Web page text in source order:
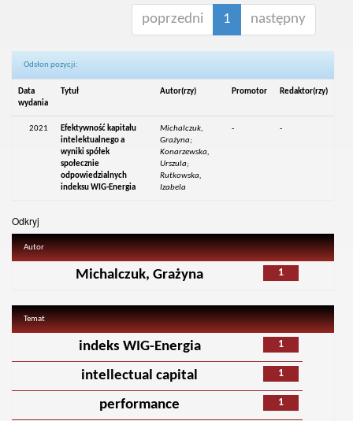
poprzedni 1 następny
Odsłon pozycji:
Data
wydania
Tytuł Autor(rzy) Promotor Redaktor(rzy)
2021
Efektywność kapitału
intelektualnego a
wyniki spółek
społecznie
odpowiedzialnych
indeksu WIG-Energia
Michalczuk,
Grażyna;
Konarzewska,
Urszula;
Rutkowska,
Izabela
- -
Odkryj
Autor
1
Michalczuk, Grażyna
Temat
1
indeks WIG-Energia
1
intellectual capital
1
performance